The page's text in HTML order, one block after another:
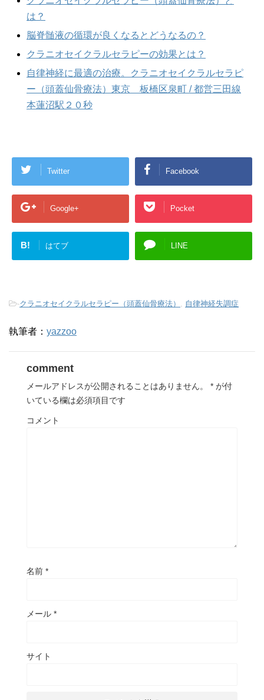
は？
脳脊髄液の循環が良くなるとどうなるの？
クラニオセイクラルセラピーの効果とは？
自律神経に最適の治療。クラニオセイクラルセラピ
ー（頭蓋仙骨療法）東京 板橋区泉町 / 都営三田線
本蓮沼駅２０秒
Twitter Facebook
Google+ Pocket
B! はてブ LINE
-クラニオセイクラルセラピー（頭蓋仙骨療法） 自律神経失調症
執筆者： yazzoo
comment
メールアドレスが公開されることはありません。 * が付
いている欄は必須項目です
コメント
名前 *
メール *
サイト